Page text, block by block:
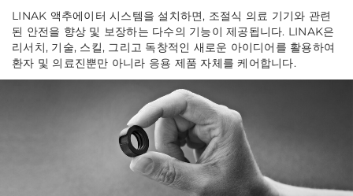
LINAK 액추에이터 시스템을 설치하면, 조절식 의료 기기와 관련
된 안전을 향상 및 보장하는 다수의 기능이 제공됩니다. LINAK은
리서치, 기술, 스킬, 그리고 독창적인 새로운 아이디어를 활용하여
환자 및 의료진뿐만 아니라 응용 제품 자체를 케어합니다.